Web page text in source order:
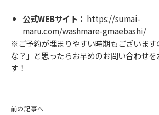
公式WEBサイト： https://sumai-
maru.com/washmare-gmaebashi/
※ご予約が埋まりやすい時期もございます
な？」と思ったらお早めのお問い合わせ
す！
前の記事へ